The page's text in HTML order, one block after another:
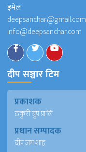
इमेल
deepsanchar@gmail.com
info@deepsanchar.com
दीप सञ्चार टिम
प्रकाशक
ठकुरी ग्रुप प्रा.लि
प्रधान सम्पादक
दीप जंग शाह